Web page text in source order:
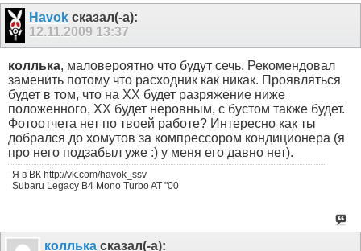
Havokсказал(-а):
12.11.2009 13:37
коллька, маловероятно что будут сечь. Рекомендовал
заменить потому что расходник как никак. Проявляться
будет в том, что на ХХ будет разряжение ниже
положенного, ХХ будет неровным, с бустом также будет.
Фотоотчета нет по твоей работе? Интересно как ты
добрался до хомутов за компрессором кондиционера (я
про него подзабыл уже :) у меня его давно нет).
Я в ВК http://vk.com/havok_ssv
Subaru Legacy B4 Mono Turbo AT "00
коллька сказал(-а):